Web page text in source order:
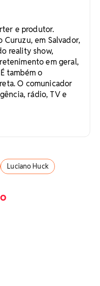
e produtor.
em Salvador,
reality show,
em geral,
também o
O comunicador
rádio, TV e
Luciano Huck